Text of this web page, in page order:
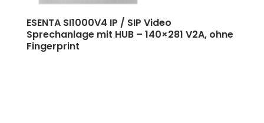
ESENTA SI1000V4 IP / SIP Video
Sprechanlage mit HUB – 140×281 V2A, ohne
Fingerprint